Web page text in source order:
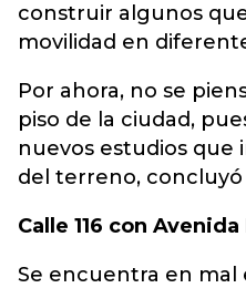
construir algunos
movilidad en
Por ahora, no se
piso de la ciudad,
nuevos estudios que
del terreno, concluyó
Calle 116 con
Se encuentra en mal